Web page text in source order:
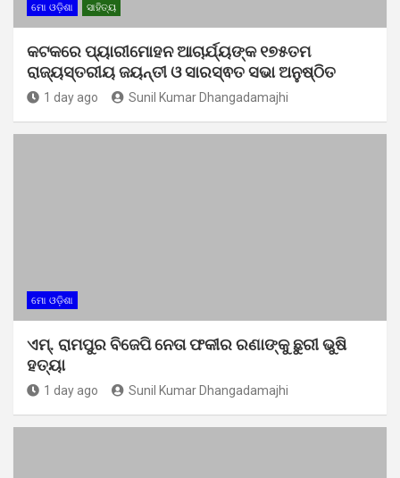
ମୋ ଓଡ଼ିଶା ସାହିତ୍ୟ
କଟକରେ ପ୍ୟାରୀମୋହନ ଆଚାର୍ଯ୍ୟଙ୍କ ୧୭୫ତମ
ରାଜ୍ୟସ୍ତରୀୟ ଜୟନ୍ତୀ ଓ ସାରସ୍ଵତ ସଭା ଅନୁଷ୍ଠିତ
1 day ago Sunil Kumar Dhangadamajhi
ମୋ ଓଡ଼ିଶା
ଏମ୍. ରାମପୁର ବିଜେପି ନେତା ଫକୀର ରଣାଙ୍କୁ ଛୁରୀ ଭୁଷି
ହତ୍ୟା
1 day ago Sunil Kumar Dhangadamajhi